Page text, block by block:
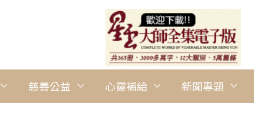
慈善公益 心靈補給 新聞專題